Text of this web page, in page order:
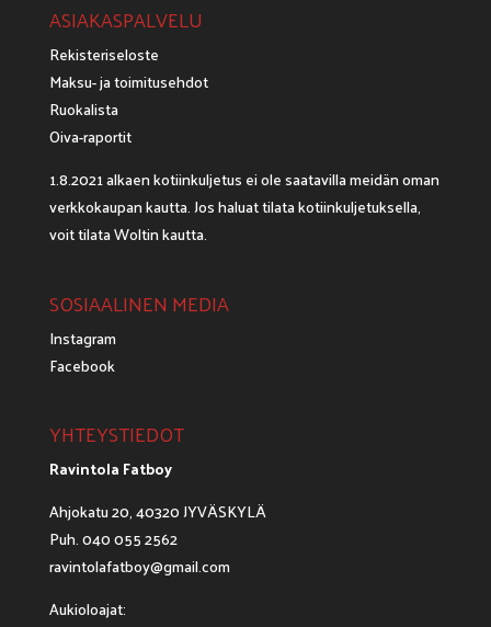
ASIAKASPALVELU
Rekisteriseloste
Maksu- ja toimitusehdot
Ruokalista
Oiva-raportit
1.8.2021 alkaen kotiinkuljetus ei ole saatavilla meidän oman
verkkokaupan kautta. Jos haluat tilata kotiinkuljetuksella,
voit tilataWoltinkautta.
SOSIAALINEN MEDIA
Instagram
Facebook
YHTEYSTIEDOT
Ravintola Fatboy
Ahjokatu 20, 40320 JYVÄSKYLÄ
Puh. 040 055 2562
ravintolafatboy@gmail.com
Aukioloajat: